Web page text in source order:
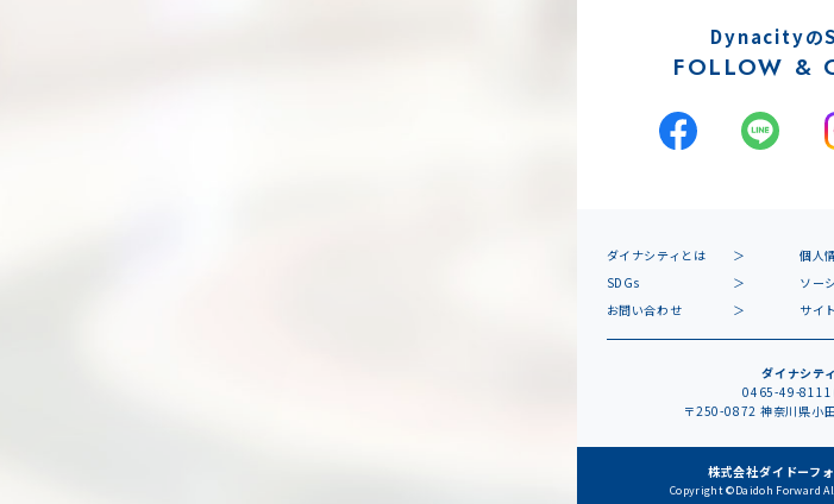
Dynacityの
FOLLOW &
ダイナシティとは
個人
SDGs
ソー
お問い合わせ
サイ
ダイナシティ
0465-49-
〒250-0872 神奈川県小
株式会社ダイドーフ
Copyright ©Daidoh Forward